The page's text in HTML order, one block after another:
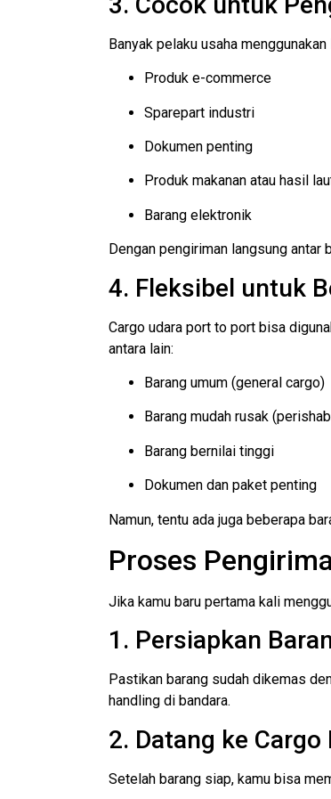
Banyak pelaku usaha
Produk e-commerce
Sparepart industri
Dokumen penting
Produk makanan atau hasil
Barang elektronik
Dengan pengiriman langsung
4. Fleksibel untuk
Cargo udara port to port bisa
antara lain:
Barang umum (general cargo)
Barang mudah rusak
Barang bernilai tinggi
Dokumen dan paket penting
Namun, tentu ada juga beberapa
Proses
Jika kamu baru pertama kali
1. Persiapkan
Pastikan barang sudah dikemas
handling di bandara.
2. Datang ke Cargo
Setelah barang siap, kamu bisa